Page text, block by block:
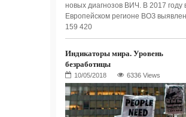
новых диагнозов ВИЧ. В 2017 году
Европейском регионе ВОЗ
159 420
Индикаторы мира. Уровень
безработицы
6336 Views